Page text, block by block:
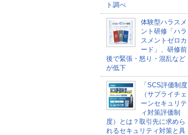
ト調べ
体験型ハラスメ
ント研修「ハラ
スメントゼロカ
ード」、研修前
後で緊張・怒り・混乱など
が低下
「SCS評価制度
（サプライチェ
ーンセキュリテ
ィ対策評価制
度）とは？取引先に求めら
れるセキュリティ対策と具